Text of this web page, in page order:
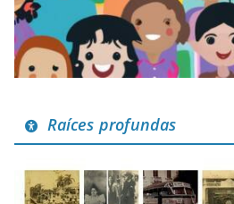
Raíces profundas